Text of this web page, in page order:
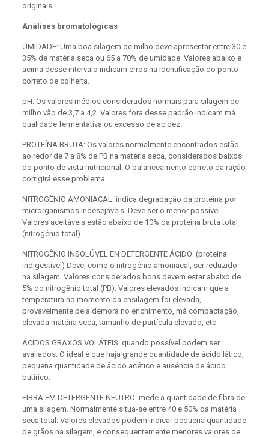
originais.
Análises bromatológicas
UMIDADE: Uma boa silagem de milho deve apresentar entre 30 e
35% de matéria seca ou 65 a 70% de umidade. Valores abaixo e
acima desse intervalo indicam erros na identificação do ponto
correto de colheita.
pH: Os valores médios considerados normais para silagem de
milho vão de 3,7 a 4,2. Valores fora desse padrão indicam má
qualidade fermentativa ou excesso de acidez.
PROTEÍNA BRUTA: Os valores normalmente encontrados estão
ao redor de 7 a 8% de PB na matéria seca, considerados baixos
do ponto de vista nutricional. O balanceamento correto da ração
corrigirá esse problema.
NITROGÊNIO AMONIACAL: indica degradação da proteína por
microrganismos indesejáveis. Deve ser o menor possível.
Valores aceitáveis estão abaixo de 10% da proteína bruta total
(nitrogênio total).
NITROGÊNIO INSOLÚVEL EN DETERGENTE ÁCIDO: (proteína
indigestível) Deve, como o nitrogênio amoniacal, ser reduzido
na silagem. Valores considerados bons devem estar abaixo de
5% do nitrogênio total (PB). Valores elevados indicam que a
temperatura no momento da ensilagem foi elevada,
provavelmente pela demora no enchimento, má compactação,
elevada matéria seca, tamanho de partícula elevado, etc.
ÁCIDOS GRAXOS VOLÁTEIS: quando possível podem ser
avaliados. O ideal é que haja grande quantidade de ácido lático,
pequena quantidade de ácido acético e ausência de ácido
butírico.
FIBRA EM DETERGENTE NEUTRO: mede a quantidade de fibra de
uma silagem. Normalmente situa-se entre 40 e 50% da matéria
seca total. Valores elevados podem indicar pequena quantidade
de grãos na silagem, e consequentemente menores valores de